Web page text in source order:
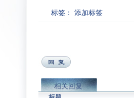
标签： 添加标签
相关回复